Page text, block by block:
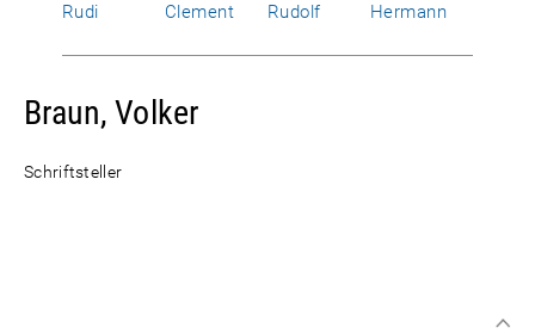
Rudi
Clement
Rudolf
Hermann
Braun, Volker
Schriftsteller